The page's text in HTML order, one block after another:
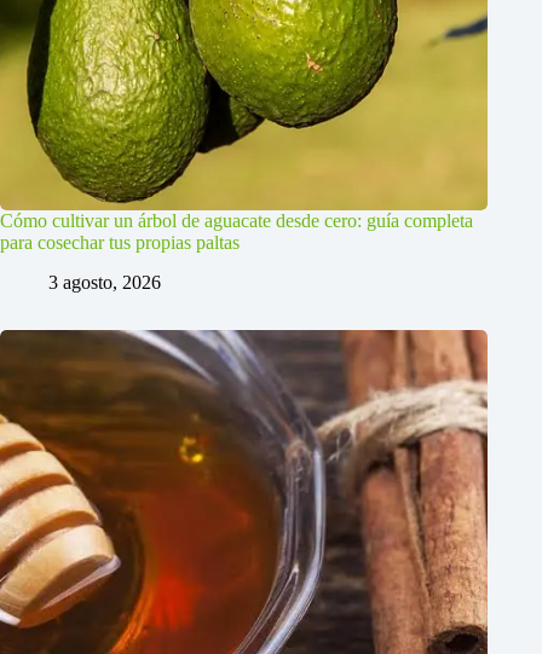
Cómo cultivar un árbol de aguacate desde cero: guía completa
para cosechar tus propias paltas
3 agosto, 2026